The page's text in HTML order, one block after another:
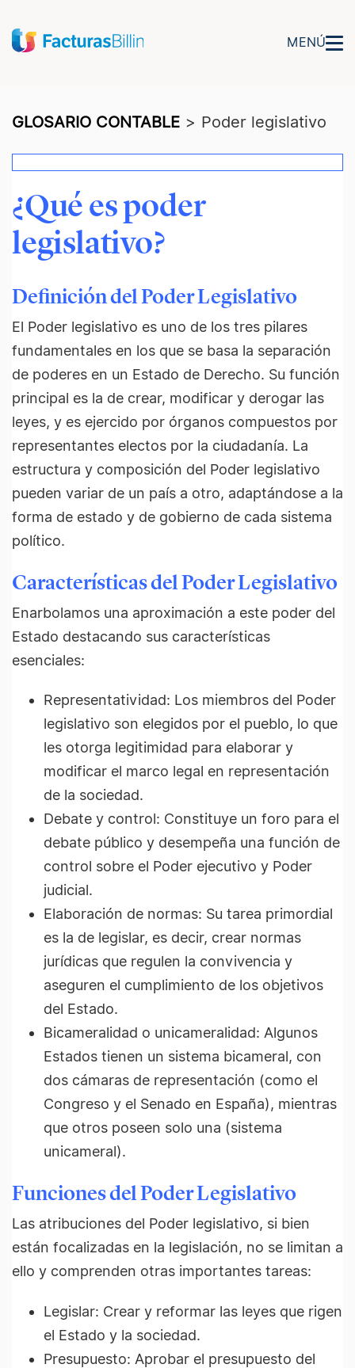
MENÚ
GLOSARIO CONTABLE > Poder legislativo
¿Qué es poder
legislativo?
Definición del Poder Legislativo
El Poder legislativo es uno de los tres pilares
fundamentales en los que se basa la separación
de poderes en un Estado de Derecho. Su función
principal es la de crear, modificar y derogar las
leyes, y es ejercido por órganos compuestos por
representantes electos por la ciudadanía. La
estructura y composición del Poder legislativo
pueden variar de un país a otro, adaptándose a la
forma de estado y de gobierno de cada sistema
político.
Características del Poder Legislativo
Enarbolamos una aproximación a este poder del
Estado destacando sus características
esenciales:
Representatividad: Los miembros del Poder
legislativo son elegidos por el pueblo, lo que
les otorga legitimidad para elaborar y
modificar el marco legal en representación
de la sociedad.
Debate y control: Constituye un foro para el
debate público y desempeña una función de
control sobre el Poder ejecutivo y Poder
judicial.
Elaboración de normas: Su tarea primordial
es la de legislar, es decir, crear normas
jurídicas que regulen la convivencia y
aseguren el cumplimiento de los objetivos
del Estado.
Bicameralidad o unicameralidad: Algunos
Estados tienen un sistema bicameral, con
dos cámaras de representación (como el
Congreso y el Senado en España), mientras
que otros poseen solo una (sistema
unicameral).
Funciones del Poder Legislativo
Las atribuciones del Poder legislativo, si bien
están focalizadas en la legislación, no se limitan a
ello y comprenden otras importantes tareas:
Legislar: Crear y reformar las leyes que rigen
el Estado y la sociedad.
Presupuesto: Aprobar el presupuesto del